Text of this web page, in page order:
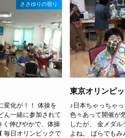
ささゆりの宿り
変化が！！ 体操を
ん一緒に参加されて
く伸びやかで、体操
毎日オリンピックで
東京オリンピ
♪日本ちゃっちゃ
色々あって開催が
したが、 金メダ
よね。 ばらでも